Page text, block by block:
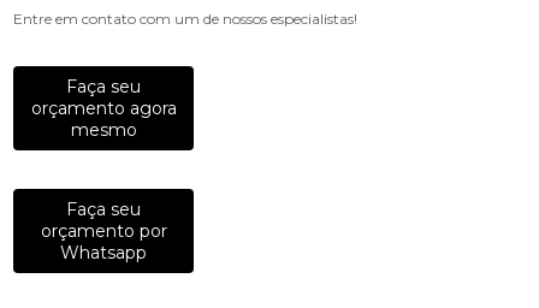
Entre em contato com um de nossos especialistas!
Faça seu
orçamento agora
mesmo
Faça seu
orçamento por
Whatsapp